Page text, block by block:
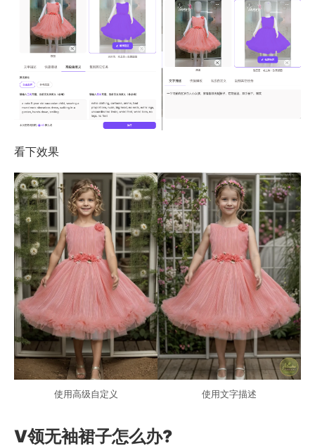
看下效果
使用高级自定义 使用文字描述
V领无袖裙子怎么办?